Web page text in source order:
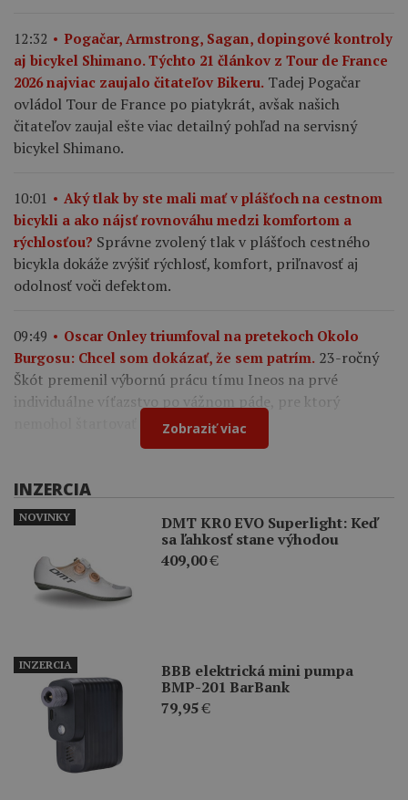
12:32
Pogačar, Armstrong, Sagan, dopingové kontroly
aj bicykel Shimano. Týchto 21 článkov z Tour de France
2026 najviac zaujalo čitateľov Bikeru. Tadej Pogačar
ovládol Tour de France po piatykrát, avšak našich
čitateľov zaujal ešte viac detailný pohľad na servisný
bicykel Shimano.
10:01
Aký tlak by ste mali mať v plášťoch na cestnom
bicykli a ako nájsť rovnováhu medzi komfortom a
rýchlosťou? Správne zvolený tlak v plášťoch cestného
bicykla dokáže zvýšiť rýchlosť, komfort, priľnavosť aj
odolnosť voči defektom.
09:49
Oscar Onley triumfoval na pretekoch Okolo
Burgosu: Chcel som dokázať, že sem patrím. 23-ročný
Škót premenil výbornú prácu tímu Ineos na prvé
individuálne víťazstvo po vážnom páde, pre ktorý
nemohol štartovať na Tour de France.
Zobraziť viac
INZERCIA
DMT KR0 EVO Superlight: Keď
sa ľahkosť stane výhodou
409,00€
NOVINKY
BBB elektrická mini pumpa
BMP-201 BarBank
79,95€
INZERCIA